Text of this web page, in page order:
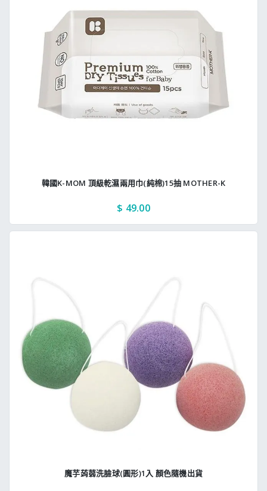
韓國K-MOM 頂級乾濕兩用巾(純棉)15抽 MOTHER-K
$ 49.00
魔芋蒟蒻洗臉球(圓形)1入 顏色隨機出貨